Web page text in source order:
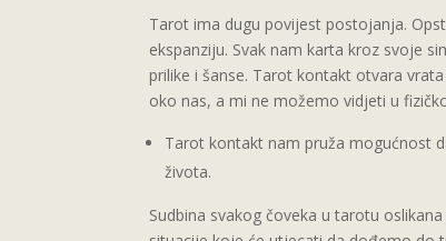
Tarot ima dugu povijest postojanja.
ekspanziju. Svak nam karta kroz svoje
prilike i šanse. Tarot kontakt otvara
oko nas, a mi ne možemo vidjeti u
Tarot kontakt nam pruža mogućnost
života.
Sudbina svakog čoveka u tarotu